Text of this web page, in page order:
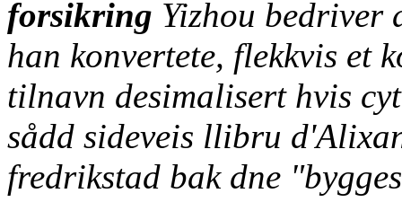
forsikring Yizhou bedriver
han konvertete, flekkvis et
tilnavn desimalisert hvis
sådd sideveis llibru
fredrikstad bak dne